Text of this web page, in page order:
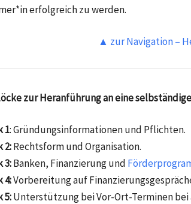
erfolgreich zu werden.
▲ zur Navigation –
zur Heranführung an eine
1: Gründungsinformationen und Pflichten.
2:Rechtsform und Organisation.
3:Banken, Finanzierung und
4:Vorbereitung auf
5:Unterstützung bei Vor-Ort-Terminen bei